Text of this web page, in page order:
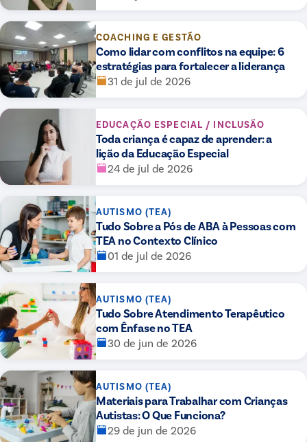
COACHING E GESTÃO
Como lidar com conflitos na equipe: 6
estratégias para fortalecer a liderança
31 de jul de 2026
EDUCAÇÃO ESPECIAL / INCLUSÃO
Toda criança é capaz de aprender: a
lição da Educação Especial
24 de jul de 2026
AUTISMO (TEA)
Tudo Sobre a Pós de ABA à Pessoas com
TEA no Contexto Clínico
01 de jul de 2026
AUTISMO (TEA)
Tudo Sobre Atendimento Terapêutico
com Ênfase no TEA
30 de jun de 2026
AUTISMO (TEA)
Materiais para Trabalhar com Crianças
Autistas: O Que Funciona?
29 de jun de 2026